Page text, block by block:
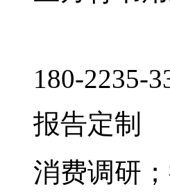
180-2235-
报告定制
消费调研